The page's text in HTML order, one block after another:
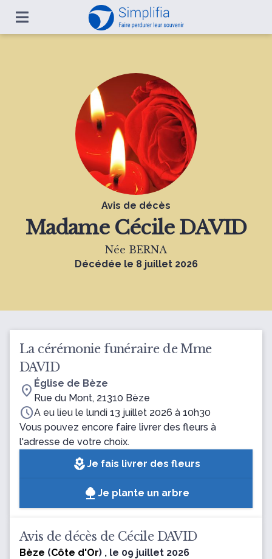
Avis de décès
Madame Cécile DAVID
Née BERNA
Décédée le 8 juillet 2026
La cérémonie funéraire de Mme
DAVID
location_on Église de Bèze
Rue du Mont, 21310 Bèze
scheduleA eu lieu le lundi 13 juillet 2026 à 10h30
Vous pouvez encore faire livrer des fleurs à
l'adresse de votre choix.
local_floristJe fais livrer des fleurs
Je plante un arbre
Avis de décès de Cécile DAVID
Bèze (Côte d'Or) , le 09 juillet 2026